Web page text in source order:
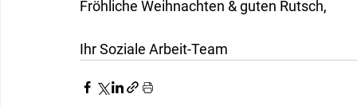
Fröhliche Weihnachten & guten Rutsch,
Ihr Soziale Arbeit-Team